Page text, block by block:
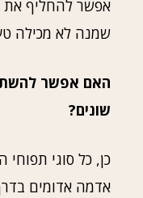
אפשר להחליף את
שמנה לא מכילה
האם אפשר
שונים?
כן, כל סוגי
אדמה אדומים